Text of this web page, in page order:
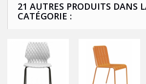
21 AUTRES PRODUITS DANS
CATÉGORIE :